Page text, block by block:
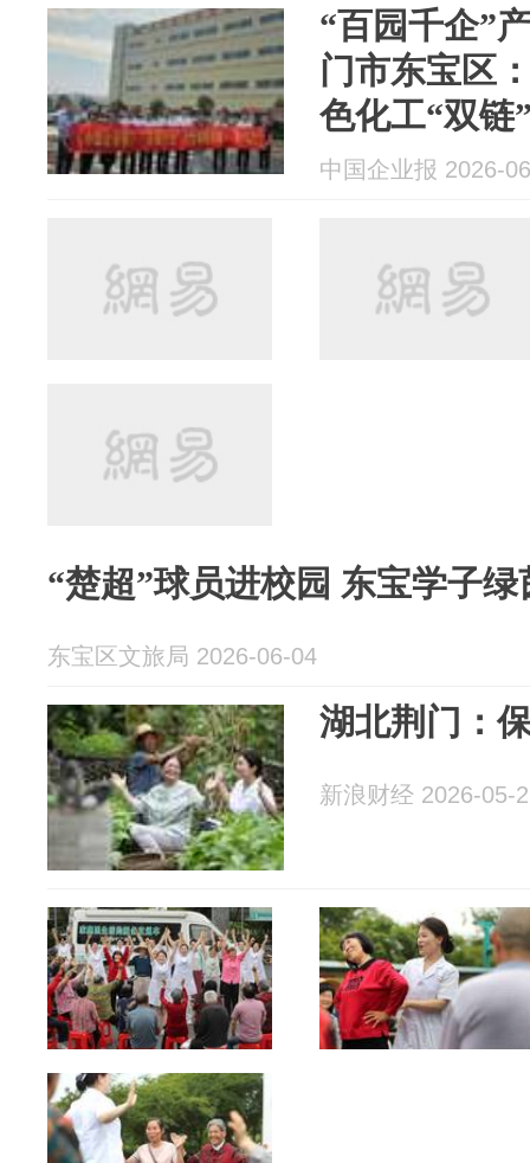
“百园千企”
门市东宝区
色化工“双链
中国企业报 2026-
“楚超”球员进校园
东宝区文旅局 2026-06-04
湖北荆门：
新浪财经 2026-05-